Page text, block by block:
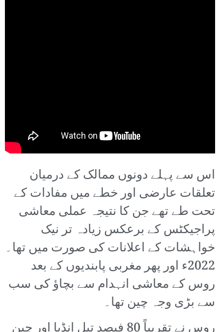
اس سے پہلے دونوں ممالک کے درمیان
تعلقات عارضی اور خطے میں مفادات کے
تحت طے تھے جن کا نتیجہ عملی معاشی
پراجیکٹس کے برعکس زیادہ تر نیک
خواہشات کے اعلانات کی صورت میں تھا۔
2022ء اور پھر مغربی پابندیوں کے بعد
روس کے معاشی انہدام سے بچاؤ کی سب
سے بڑی وجہ چین تھا۔